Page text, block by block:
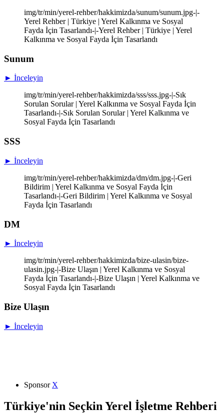
img/tr/min/yerel-rehber/hakkimizda/sunum/sunum.jpg-|-
Yerel Rehber | Türkiye | Yerel Kalkınma ve Sosyal
Fayda İçin Tasarlandı-|-Yerel Rehber | Türkiye | Yerel
Kalkınma ve Sosyal Fayda İçin Tasarlandı
Sunum
► İnceleyin
img/tr/min/yerel-rehber/hakkimizda/sss/sss.jpg-|-Sık
Sorulan Sorular | Yerel Kalkınma ve Sosyal Fayda İçin
Tasarlandı-|-Sık Sorulan Sorular | Yerel Kalkınma ve
Sosyal Fayda İçin Tasarlandı
SSS
► İnceleyin
img/tr/min/yerel-rehber/hakkimizda/dm/dm.jpg-|-Geri
Bildirim | Yerel Kalkınma ve Sosyal Fayda İçin
Tasarlandı-|-Geri Bildirim | Yerel Kalkınma ve Sosyal
Fayda İçin Tasarlandı
DM
► İnceleyin
img/tr/min/yerel-rehber/hakkimizda/bize-ulasin/bize-
ulasin.jpg-|-Bize Ulaşın | Yerel Kalkınma ve Sosyal
Fayda İçin Tasarlandı-|-Bize Ulaşın | Yerel Kalkınma ve
Sosyal Fayda İçin Tasarlandı
Bize Ulaşın
► İnceleyin
Sponsor X
Türkiye'nin Seçkin Yerel İşletme Rehberi